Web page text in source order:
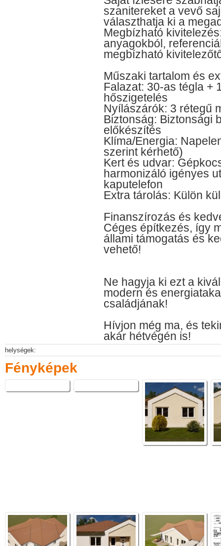
szanitereket a vevő
választhatja ki a
Megbízható
anyagokból,
megbízható
Műszaki tartalom és
Falazat: 30-as tégla +
hőszigetelés
Nyílászárók: 3 rétegű
Biztonság: Biztonsági
előkészítés
Klíma/Energia:
szerint kérhető)
Kert és udvar:
harmonizáló igényes
kaputelefon
Extra tárolás: Külön
Finanszírozás és
Céges építkezés, így
állami támogatás és
vehető!
Ne hagyja ki ezt a
modern és
családjának!
Hívjon még ma, és
akár hétvégén is!
helységek:
Fényképek